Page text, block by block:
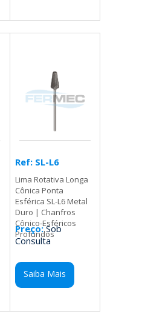
Ref: SL-L6
Lima Rotativa Longa
Cônica Ponta
Esférica SL-L6 Metal
Duro | Chanfros
Cônico-Esféricos
Profundos
Preço:Sob
Consulta
Saiba Mais